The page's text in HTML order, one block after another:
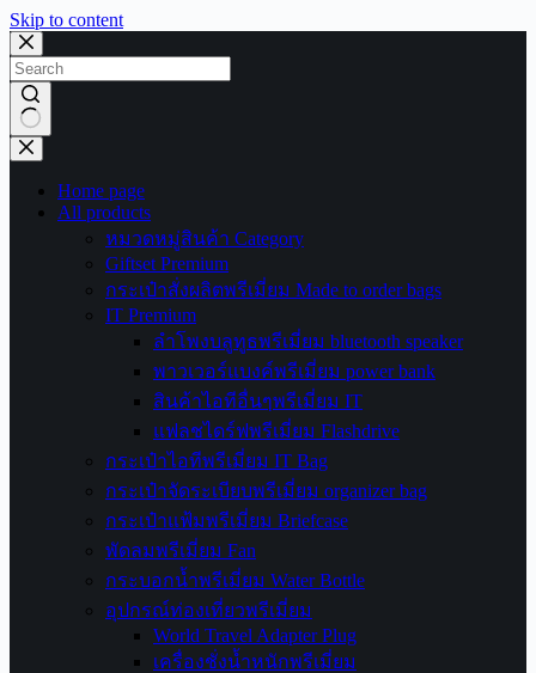
Skip to content
No
results
Home page
All products
หมวดหมู่สินค้า Category
Giftset Premium
กระเป๋าสั่งผลิตพรีเมี่ยม Made to order bags
IT Premium
ลำโพงบลูทูธพรีเมี่ยม bluetooth speaker
พาวเวอร์แบงค์พรีเมี่ยม power bank
สินค้าไอทีอื่นๆพรีเมี่ยม IT
แฟลชไดร์ฟพรีเมี่ยม Flashdrive
กระเป๋าไอทีพรีเมี่ยม IT Bag
กระเป๋าจัดระเบียบพรีเมี่ยม organizer bag
กระเป๋าแฟ้มพรีเมี่ยม Briefcase
พัดลมพรีเมี่ยม Fan
กระบอกน้ำพรีเมี่ยม Water Bottle
อุปกรณ์ท่องเที่ยวพรีเมี่ยม
World Travel Adapter Plug
เครื่องชั่งน้ำหนักพรีเมี่ยม